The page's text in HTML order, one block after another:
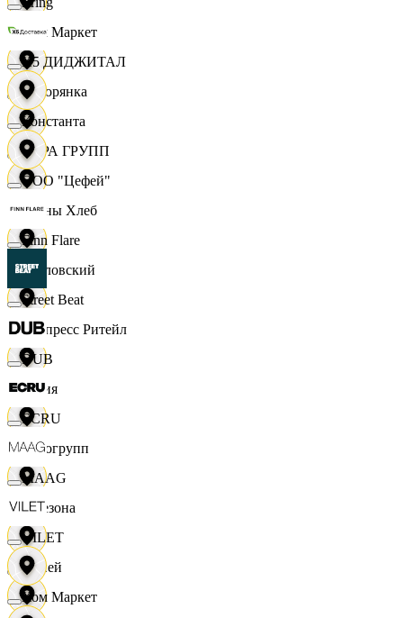
Хом Маркет
Хуторянка
ЦЕРА ГРУПП
Челны Хлеб
Чкаловский
Экспресс Ритейл
Юлия
Яркогрупп
4 Сезона
7 дней
X5 ДИДЖИТАЛ
Константа
ООО "Цефей"
Finn Flare
Street Beat
DUB
ECRU
MAAG
VILET
Хом Маркет